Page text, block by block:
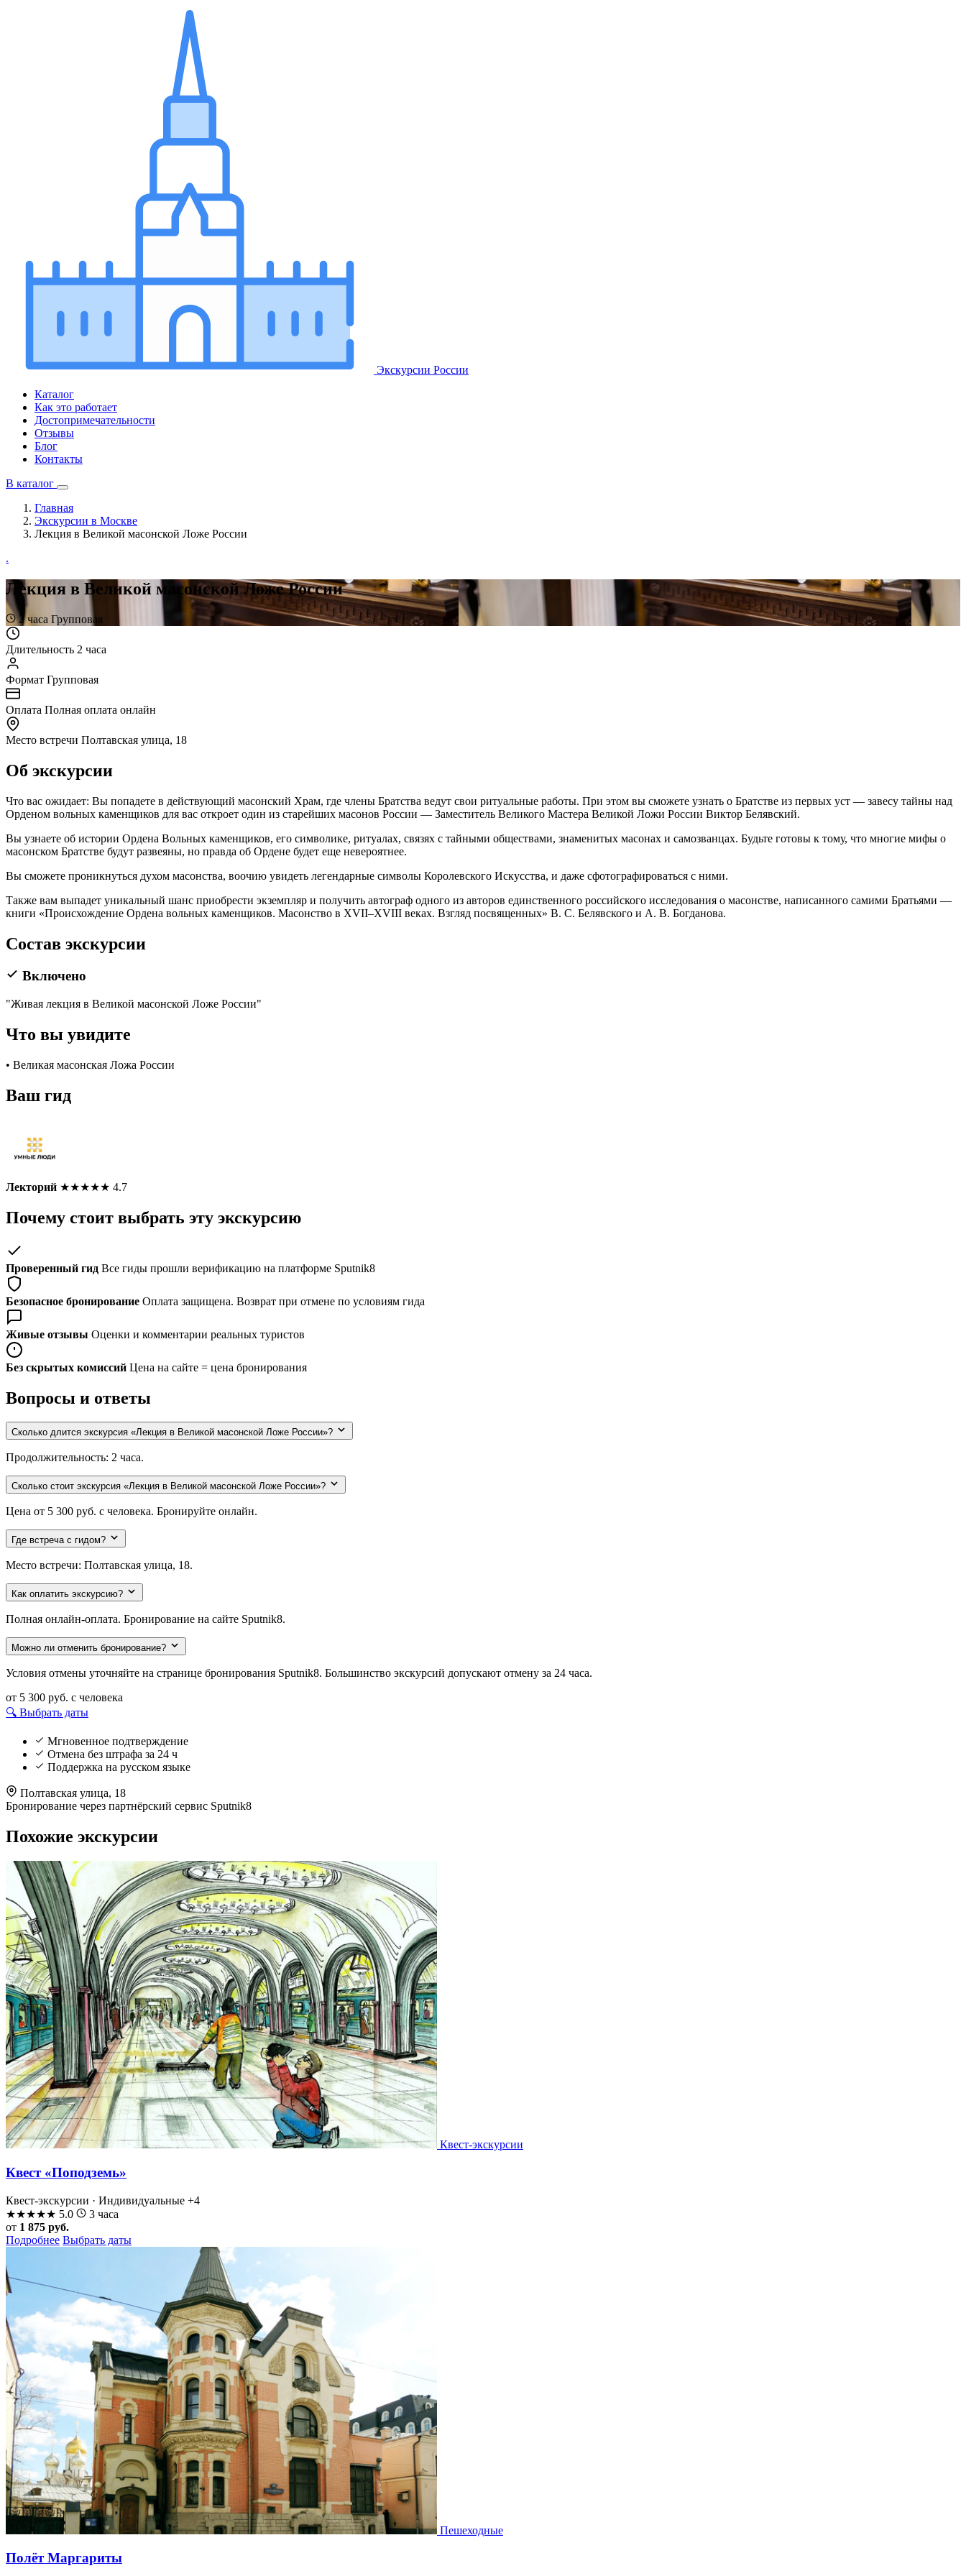
Экскурсии России
Каталог
Как это работает
Достопримечательности
Отзывы
Блог
Контакты
В каталог
Главная
Экскурсии в Москве
Лекция в Великой масонской Ложе России
.
Лекция в Великой масонской Ложе России
2 часа Групповая
Длительность 2 часа
Формат Групповая
Оплата Полная оплата онлайн
Место встречи Полтавская улица, 18
Об экскурсии
Что вас ожидает: Вы попадете в действующий масонский Храм, где члены Братства ведут свои ритуальные работы. При этом вы сможете узнать о Братстве из первых уст — завесу тайны над
Орденом вольных каменщиков для вас откроет один из старейших масонов России — Заместитель Великого Мастера Великой Ложи России Виктор Белявский.
Вы узнаете об истории Ордена Вольных каменщиков, его символике, ритуалах, связях с тайными обществами, знаменитых масонах и самозванцах. Будьте готовы к тому, что многие мифы о
масонском Братстве будут развеяны, но правда об Ордене будет еще невероятнее.
Вы сможете проникнуться духом масонства, воочию увидеть легендарные символы Королевского Искусства, и даже сфотографироваться с ними.
Также вам выпадет уникальный шанс приобрести экземпляр и получить автограф одного из авторов единственного российского исследования о масонстве, написанного самими Братьями —
книги «Происхождение Ордена вольных каменщиков. Масонство в XVII–XVIII веках. Взгляд посвященных» В. С. Белявского и А. В. Богданова.
Состав экскурсии
Включено
"Живая лекция в Великой масонской Ложе России"
Что вы увидите
• Великая масонская Ложа России
Ваш гид
Лекторий ★★★★★ 4.7
Почему стоит выбрать эту экскурсию
Проверенный гид Все гиды прошли верификацию на платформе Sputnik8
Безопасное бронирование Оплата защищена. Возврат при отмене по условиям гида
Живые отзывы Оценки и комментарии реальных туристов
Без скрытых комиссий Цена на сайте = цена бронирования
Вопросы и ответы
Сколько длится экскурсия «Лекция в Великой масонской Ложе России»?
Продолжительность: 2 часа.
Сколько стоит экскурсия «Лекция в Великой масонской Ложе России»?
Цена от 5 300 руб. с человека. Бронируйте онлайн.
Где встреча с гидом?
Место встречи: Полтавская улица, 18.
Как оплатить экскурсию?
Полная онлайн-оплата. Бронирование на сайте Sputnik8.
Можно ли отменить бронирование?
Условия отмены уточняйте на странице бронирования Sputnik8. Большинство экскурсий допускают отмену за 24 часа.
от 5 300 руб. с человека
🔍 Выбрать даты
Мгновенное подтверждение
Отмена без штрафа за 24 ч
Поддержка на русском языке
Полтавская улица, 18
Бронирование через партнёрский сервис Sputnik8
Похожие экскурсии
Квест-экскурсии
Квест «Поподземь»
Квест-экскурсии · Индивидуальные +4
★★★★★ 5.0
3 часа
от 1 875 руб.
Подробнее Выбрать даты
Пешеходные
Полёт Маргариты